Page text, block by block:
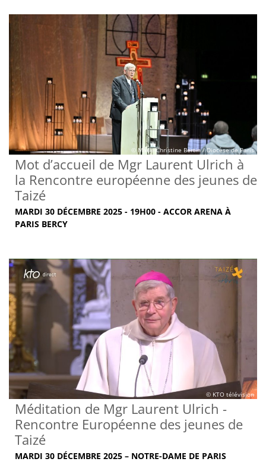
© Marie-Christine Bertin / Diocèse de Paris
Mot d’accueil de Mgr Laurent Ulrich à
la Rencontre européenne des jeunes de
Taizé
MARDI 30 DÉCEMBRE 2025 - 19H00 - ACCOR ARENA À
PARIS BERCY
© KTO télévision
Méditation de Mgr Laurent Ulrich -
Rencontre Européenne des jeunes de
Taizé
MARDI 30 DÉCEMBRE 2025 – NOTRE-DAME DE PARIS